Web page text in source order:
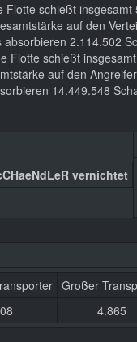
Flotte schießt insgesamt
auf den
absorbieren 2.114.502
Flotte schießt
auf den
14.449.548
vernichtet
Großer
4.865